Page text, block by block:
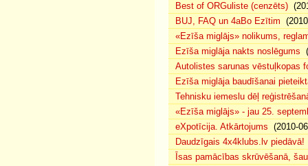
Best of ORGuliste (cenzēts)
BUJ, FAQ un 4aBo Ezītim
«Ezīša miglājs» nolikums,
Ezīša miglāja nakts noslēgums
Autolistes sarunas vēstuļkopas
Ezīša miglāja baudīšanai
Tehnisku iemeslu dēļ
«Ezīša miglājs» - jau 25.
eXpotīcija. Atkārtojums (2010-
Daudzīgais 4x4klubs.lv piedāvā!
Īsas pamācības skrūvēšanā,